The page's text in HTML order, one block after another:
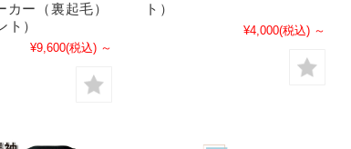
カー（裏起毛）
ト）
¥9,600(税込) ～
ト）
¥4,000(税込) ～